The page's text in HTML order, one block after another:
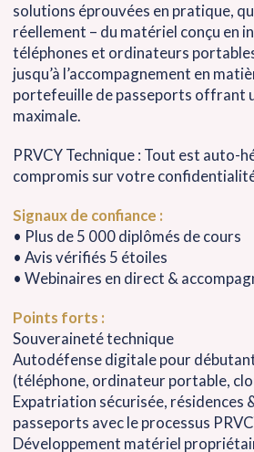
solutions éprouvées en pratique,
réellement – du matériel conçu en
téléphones et ordinateurs
jusqu’à l’accompagnement en
portefeuille de passeports offrant
maximale.
PRVCY Technique : Tout est auto-
compromis sur votre
Signaux de confiance :
• Plus de 5 000 diplômés de cours
• Avis vérifiés 5 étoiles
• Webinaires en direct &
Points forts :
Souveraineté technique
Autodéfense digitale pour
(téléphone, ordinateur portable,
Expatriation sécurisée, résidences
passeports avec le processus
Développement matériel